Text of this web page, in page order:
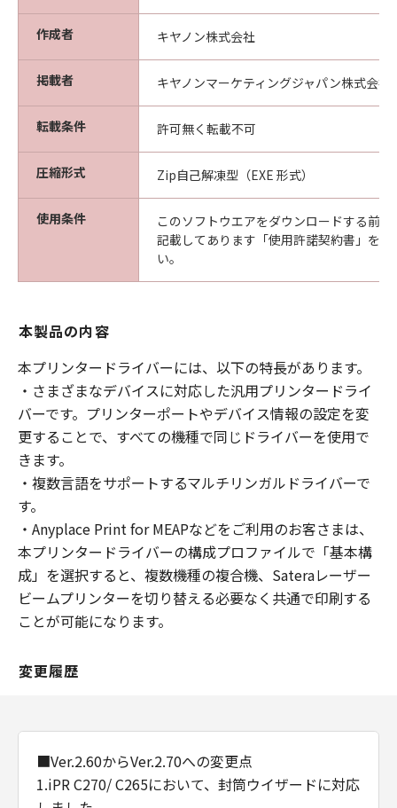
作成者 キヤノン株式会社
掲載者 キヤノンマーケティングジャパン株式会社
転載条件 許可無く転載不可
圧縮形式 Zip自己解凍型（EXE 形式）
使用条件
このソフトウエアをダウンロードする前
記載してあります「使用許諾契約書」を
い。
本製品の内容
本プリンタードライバーには、以下の特長があります。
・さまざまなデバイスに対応した汎用プリンタードライ
バーです。プリンターポートやデバイス情報の設定を変
更することで、すべての機種で同じドライバーを使用で
きます。
・複数言語をサポートするマルチリンガルドライバーで
す。
・Anyplace Print for MEAPなどをご利用のお客さまは、
本プリンタードライバーの構成プロファイルで「基本構
成」を選択すると、複数機種の複合機、Sateraレーザー
ビームプリンターを切り替える必要なく共通で印刷する
ことが可能になります。
変更履歴
■Ver.2.60からVer.2.70への変更点
1.iPR C270/ C265において、封筒ウイザードに対応